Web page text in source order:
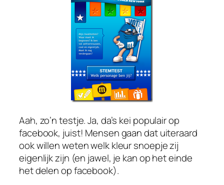
Aah, zo’n testje. Ja, da’s kei populair op
facebook, juist! Mensen gaan dat uiteraard
ook willen weten welk kleur snoepje zij
eigenlijk zijn (en jawel, je kan op het einde
het delen op facebook).